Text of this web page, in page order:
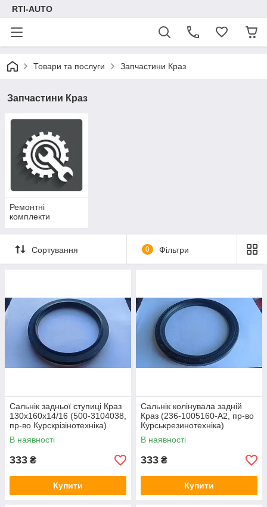
RTI-AUTO
Товари та послуги Запчастини Краз
Запчастини Краз
Ремонтні
комплекти
Сортування 0 Фільтри
Сальнік задньої ступиці Краз
130х160х14/16 (500-3104038,
пр-во Курскрізінотехніка)
В наявності
333 ₴
Купити
Сальнік колінувала задній
Краз (236-1005160-А2, пр-во
Курськрезинотехніка)
В наявності
333 ₴
Купити